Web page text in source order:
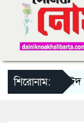
শিরোনাম:‘ঈদ